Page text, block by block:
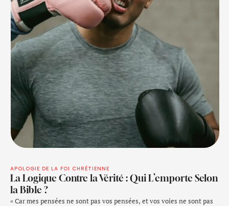
APOLOGIE DE LA FOI CHRÉTIENNE
La Logique Contre la Vérité : Qui L’emporte Selon
la Bible ?
« Car mes pensées ne sont pas vos pensées, et vos voies ne sont pas